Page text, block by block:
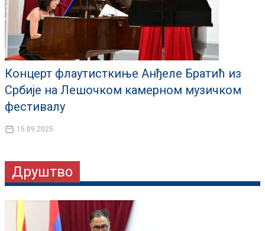
Концерт флаутисткиње Анђеле Братић из
Србије на Лешочком камерном музичком
фестивалу
15.09.2025
Друштво